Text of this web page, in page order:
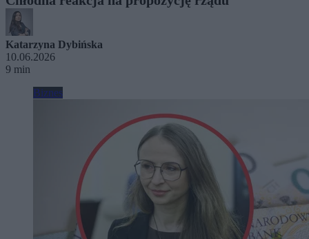
Katarzyna Dybińska
10.06.2026
9 min
Biznes